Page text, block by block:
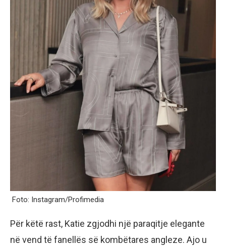
Foto: Instagram/Profimedia
Për këtë rast, Katie zgjodhi një paraqitje elegante
në vend të fanellës së kombëtares angleze. Ajo u